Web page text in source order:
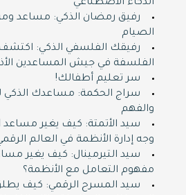
الذكاء الاصطناعي
رفيق رمضان الذكي: مساعد
الصيام
رفيقك الفلسفي الذكي:
الفلسفة في جيش المساعدين
سر تعليم أطفالك!
سراج الحكمة: مساعدك الذكي
والفهم
وجه إدارة الأنظمة في العالم
سيد التيرمينال: كيف يغير
مفهوم التعامل مع الأنظمة؟
سيد المسرح الرقمي: كيف